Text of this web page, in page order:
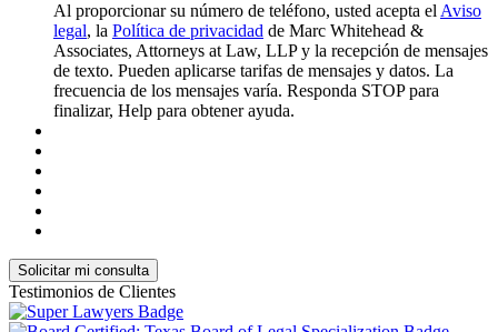
Al proporcionar su número de teléfono, usted acepta el Aviso
legal, la Política de privacidad de Marc Whitehead &
Associates, Attorneys at Law, LLP y la recepción de mensajes
de texto. Pueden aplicarse tarifas de mensajes y datos. La
frecuencia de los mensajes varía. Responda STOP para
finalizar, Help para obtener ayuda.
Testimonios de Clientes